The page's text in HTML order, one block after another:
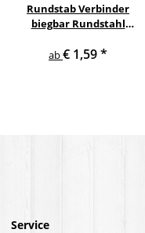
Rundstab Verbinder
biegbar Rundstahl
ab€ 1,59*
Service